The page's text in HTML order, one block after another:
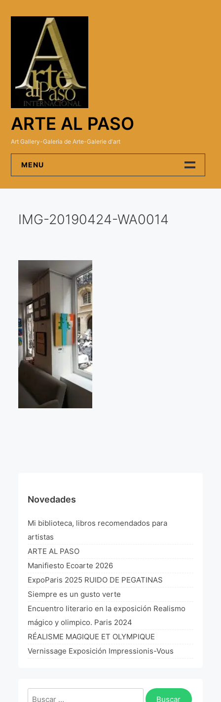
ARTE AL PASO
Art Gallery-Galeria de Arte-Galerie d'art
MENU
Artistas
Visitas a los ateliers o talleres de artistas
Presse
Qué dicen de nosotros?
Aviso legal
Política de cookies
Expositions
Bruit de gommettes Paris 2025
L’art Colombien à Paris 2019
L’art Latino-américain à Paris 2019
Reflecting Source. NY 2019
«Sincronías con sentido» Bogotá Colombia 2019
«Huellas trashumantes» New York 2018
Commissaire D’exposition
Manifiesto Ecoarte
IMG-20190424-WA0014
Novedades
Mi biblioteca, libros recomendados para
artistas
ARTE AL PASO
Manifiesto Ecoarte 2026
ExpoParis 2025 RUIDO DE PEGATINAS
Siempre es un gusto verte
Encuentro literario en la exposición Realismo
mágico y olimpico. Paris 2024
RÉALISME MAGIQUE ET OLYMPIQUE
Vernissage Exposición Impressionis-Vous
Buscar: